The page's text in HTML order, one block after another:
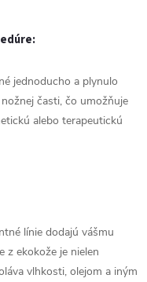
jednoducho a plynulo
nožnej časti, čo umožňuje
alebo terapeutickú
línie dodajú vášmu
z ekokože je nielen
vlhkosti, olejom a iným